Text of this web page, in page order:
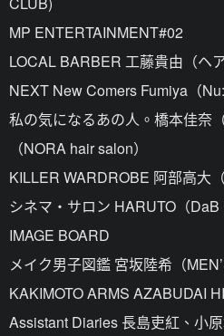
MP ENTERTAINMENT#02
LOCAL BARBER 工藤貴由（ヘ
NEXT New Comers Fumiya（
私の気になるあの人。橋本佳奈
（NORA hair salon）
KILLER WARDROBE 阿部高大
シネマ・サロン HARUTO（DaB
IMAGE BOARD
メイク男子図鑑 宮坂陸希（
KAKIMOTO ARMS AZABUDAI
Assistant Diaries 長島吏紅、小